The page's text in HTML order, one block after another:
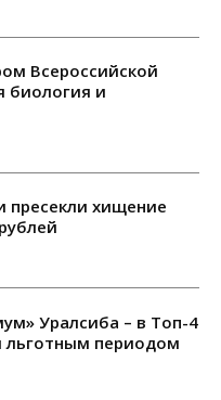
Всероссийской
биология и
пресекли хищение
Уралсиба – в Топ-4
льготным периодом